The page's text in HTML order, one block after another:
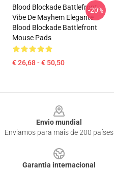
Blood Blockade Battlefront
Vibe De Mayhem Elegante
Blood Blockade Battlefront
Mouse Pads
€ 26,68 - € 50,50
-20%
Envio mundial
Enviamos para mais de 200 países
Garantia internacional